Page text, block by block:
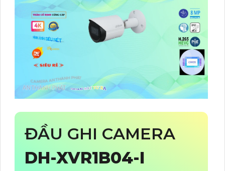
ĐẦU GHI CAMERA
DH-XVR1B04-I